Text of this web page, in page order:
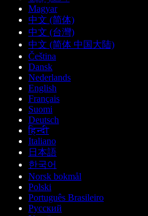
Magyar
中文 (简体)
中文 (台灣)
中文 (简体 中国大陆)
Čeština
Dansk
Nederlands
English
Français
Suomi
Deutsch
हिन्दी
Italiano
日本語
한국어
Norsk bokmål
Polski
Português Brasileiro
Русский